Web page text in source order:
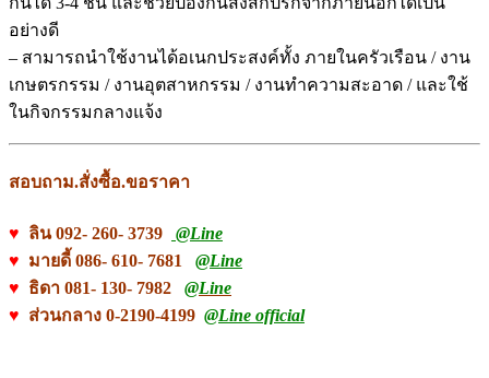
อย่างดี
– สามารถนำใช้งานได้อเนกประสงค์ทั้ง ภายในครัวเรือน / งาน
เกษตรกรรม / งานอุตสาหกรรม / งานทำความสะอาด / และใช้
ในกิจกรรมกลางแจ้ง
สอบถาม.สั่งซื้อ.ขอราคา
♥ ลิน 092- 260- 3739
@Line
♥ มายดี้ 086- 610- 7681 @Line
♥ ธิดา 081- 130- 7982 @Line
♥ ส่วนกลาง 0-2190-4199 @Line official